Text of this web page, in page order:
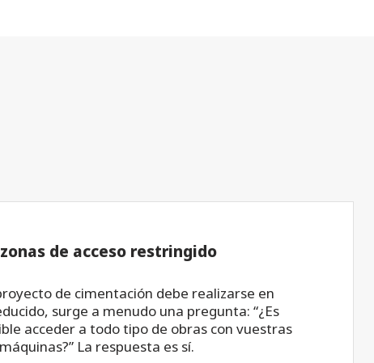
de acceso restringido
de cimentación debe realizarse en
surge a menudo una pregunta: “¿Es
acceder a todo tipo de obras con vuestras
máquinas?” La respuesta es sí.